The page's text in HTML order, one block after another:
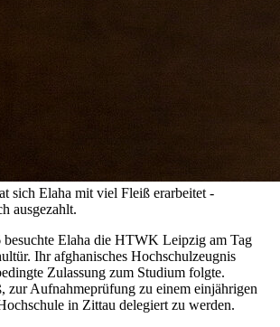
sich Elaha mit viel Fleiß erarbeitet -
ausgezahlt.
Elaha die HTWK Leipzig am Tag
Ihr afghanisches Hochschulzeugnis
Zulassung zum Studium folgte.
zur Aufnahmeprüfung zu einem einjährigen
in Zittau delegiert zu werden.